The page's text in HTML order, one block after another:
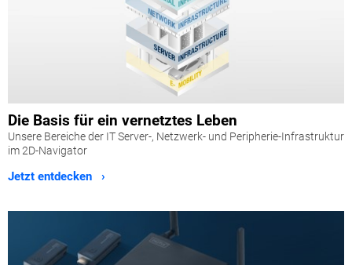
Die Basis für ein vernetztes Leben
Unsere Bereiche der IT Server-, Netzwerk- und Peripherie-Infrastruktur
im 2D-Navigator
Jetzt entdecken ›